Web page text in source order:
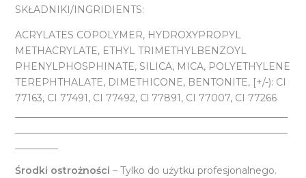
SKŁADNIKI/INGRIDIENTS:
ACRYLATES COPOLYMER, HYDROXYPROPYL
METHACRYLATE, ETHYL TRIMETHYLBENZOYL
PHENYLPHOSPHINATE, SILICA, MICA, POLYETHYLENE
TEREPHTHALATE, DIMETHICONE, BENTONITE, [+/-): CI
77163, CI 77491, CI 77492, Cl 77891, CI 77007, CI 77266
Środki ostrożności – Tylko do użytku profesjonalnego.